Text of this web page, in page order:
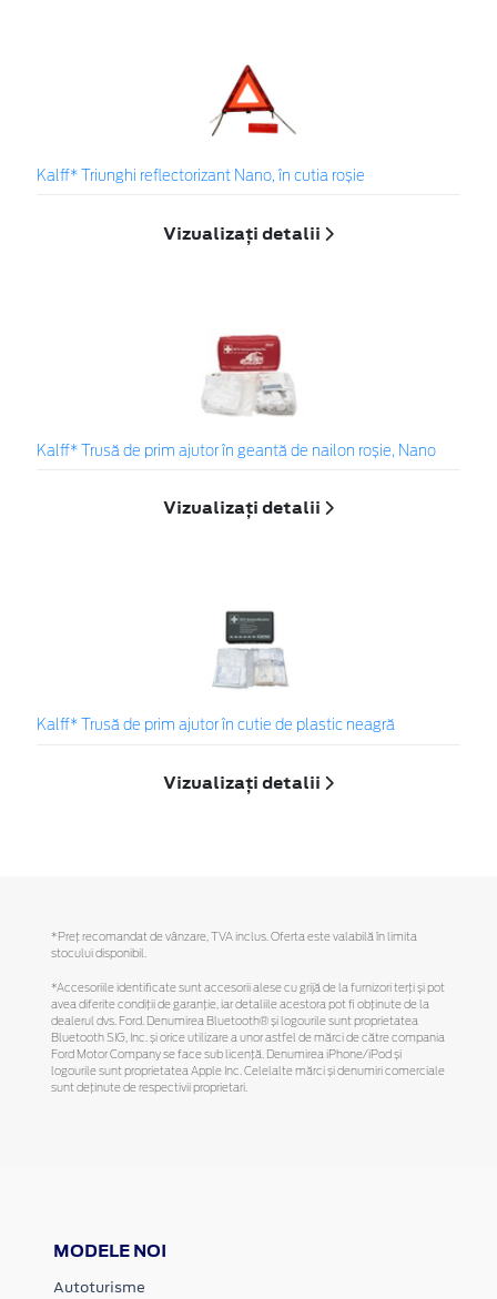
Kalff* Triunghi reflectorizant Nano, în cutia roșie
Vizualizați detalii
Kalff* Trusă de prim ajutor în geantă de nailon roșie, Nano
Vizualizați detalii
Kalff* Trusă de prim ajutor în cutie de plastic neagră
Vizualizați detalii
*Preţ recomandat de vânzare, TVA inclus. Oferta este valabilă în limita
stocului disponibil.
*Accesoriile identificate sunt accesorii alese cu grijă de la furnizori terți și pot
avea diferite condiții de garanție, iar detaliile acestora pot fi obținute de la
dealerul dvs. Ford. Denumirea Bluetooth® și logourile sunt proprietatea
Bluetooth SIG, Inc. și orice utilizare a unor astfel de mărci de către compania
Ford Motor Company se face sub licență. Denumirea iPhone/iPod și
logourile sunt proprietatea Apple Inc. Celelalte mărci și denumiri comerciale
sunt deținute de respectivii proprietari.
MODELE NOI
Autoturisme